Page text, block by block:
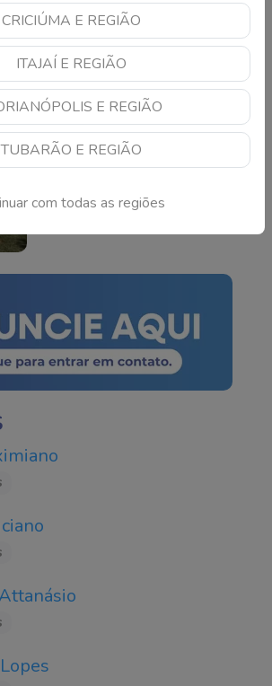
CRICIÚMA E REGIÃO
ITAJAÍ E REGIÃO
E REGIÃO
TUBARÃO E REGIÃO
com todas as regiões
Mega-Sena pode pagar
R$ 165 milhões neste
domingo; veja como
apostar
TSE cria conselho para
nas eleições de 2026